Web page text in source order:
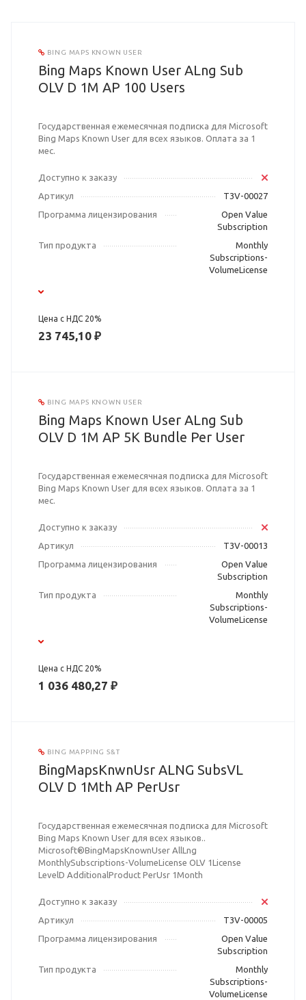
BING MAPS KNOWN USER
Bing Maps Known User ALng Sub
OLV D 1M AP 100 Users
Государственная ежемесячная подписка для Microsoft
Bing Maps Known User для всех языков. Оплата за 1
мес.
Доступно к заказу
Артикул
T3V-00027
Программа лицензирования
Open Value
Subscription
Тип продукта
Monthly
Subscriptions-
VolumeLicense
Цена с НДС 20%
23 745,10 ₽
BING MAPS KNOWN USER
Bing Maps Known User ALng Sub
OLV D 1M AP 5K Bundle Per User
Государственная ежемесячная подписка для Microsoft
Bing Maps Known User для всех языков. Оплата за 1
мес.
Доступно к заказу
Артикул
T3V-00013
Программа лицензирования
Open Value
Subscription
Тип продукта
Monthly
Subscriptions-
VolumeLicense
Цена с НДС 20%
1 036 480,27 ₽
BING MAPPING S&T
BingMapsKnwnUsr ALNG SubsVL
OLV D 1Mth AP PerUsr
Государственная ежемесячная подписка для Microsoft
Bing Maps Known User для всех языков..
Microsoft®BingMapsKnownUser AllLng
MonthlySubscriptions-VolumeLicense OLV 1License
LevelD AdditionalProduct PerUsr 1Month
Доступно к заказу
Артикул
T3V-00005
Программа лицензирования
Open Value
Subscription
Тип продукта
Monthly
Subscriptions-
VolumeLicense